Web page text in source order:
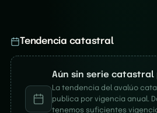
Tendencia catastral
Aún sin serie catastral
La tendencia del avalúo
publica por vigencia anual.
tenemos suficientes